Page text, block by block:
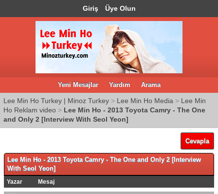
Giriş Üye Olun
Yeni Mesajlar Yardım Arama
Lee Min Ho Turkey | Minoz Turkey > Lee Min Ho Media > Lee Min
Ho Reklam video > Lee Min Ho - 2013 Toyota Camry - The One
and Only 2 [Interview With Seol Yeon]
Cevapla
Lee Min Ho - 2013 Toyota Camry - The One and Only 2 [Interview
With Seol Yeon]
Yazar Mesaj